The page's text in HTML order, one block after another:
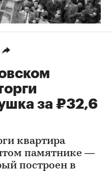
за ₽32,6
квартира
памятнике —
построен в